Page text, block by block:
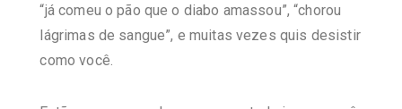
“já comeu o pão que o diabo amassou”, “chorou
lágrimas de sangue”, e muitas vezes quis desistir
como você.